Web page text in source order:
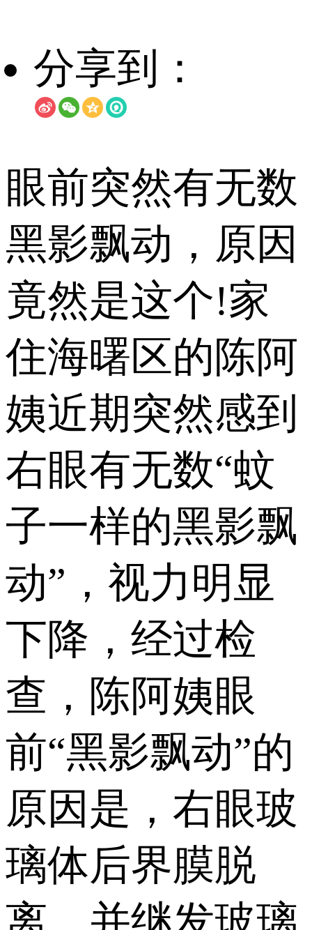
分享到：
眼前突然有无数
黑影飘动，原因
竟然是这个!家
住海曙区的陈阿
姨近期突然感到
右眼有无数“蚊
子一样的黑影飘
动”，视力明显
下降，经过检
查，陈阿姨眼
前“黑影飘动”的
原因是，右眼玻
璃体后界膜脱